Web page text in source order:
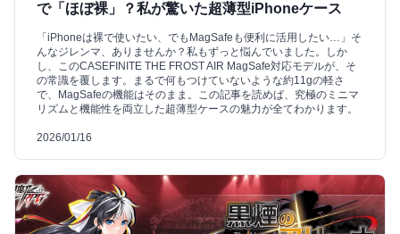
で「ほぼ裸」？私が驚いた超薄型iPhoneケース
「iPhoneは裸で使いたい、でもMagSafeも便利に活用したい…」そ
んなジレンマ、ありませんか？私もずっと悩んでいました。しか
し、このCASEFINITE THE FROST AIR MagSafe対応モデルが、そ
の常識を覆します。まるで何もつけていないような約11gの軽さ
で、MagSafeの機能はそのまま。この記事を読めば、究極のミニマ
リズムと機能性を両立した超薄型ケースの魅力が全てわかります。
2026/01/16